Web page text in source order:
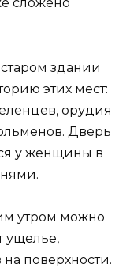
сложено
здании
этих мест:
орудия
Дверь
у женщины в
утром можно
ущелье,
поверхности.